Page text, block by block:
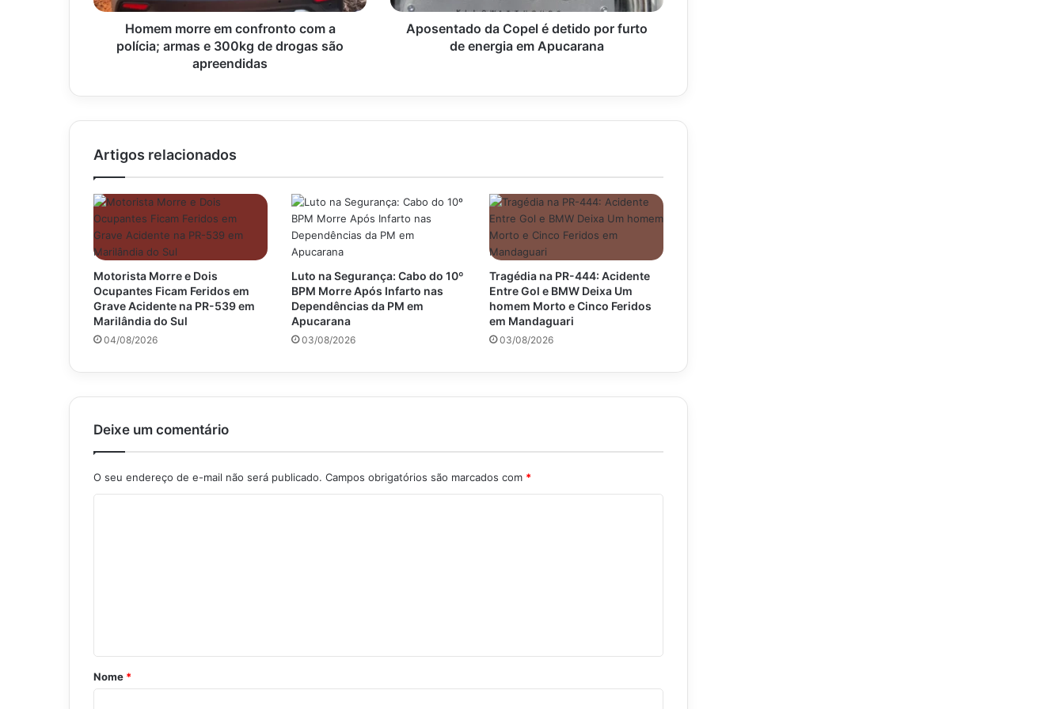
e
Homem morre em confronto com a
polícia; armas e 300kg de drogas são
apreendidas
energia
Aposentado da Copel é detido por furto
de energia em Apucarana
Artigos relacionados
Motorista Morre e Dois
Ocupantes Ficam Feridos em
Grave Acidente na PR-539 em
Marilândia do Sul
04/08/2026
Luto na Segurança: Cabo do 10º
BPM Morre Após Infarto nas
Dependências da PM em
Apucarana
03/08/2026
Tragédia na PR-444: Acidente
Entre Gol e BMW Deixa Um
homem Morto e Cinco Feridos
em Mandaguari
03/08/2026
Deixe um comentário
O seu endereço de e-mail não será publicado. Campos obrigatórios são marcados com *
rNome *